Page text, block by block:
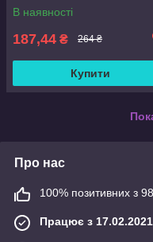
В наявності
187,44 ₴ 264 ₴
Купити
Про нас
100% позитивних з 98
Працює з 17.02.2021